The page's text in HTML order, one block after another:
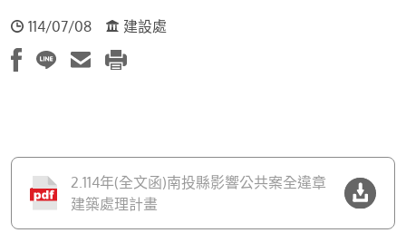
114/07/08 建設處
2.114年(全文函)南投縣影響公共案全違章
建築處理計畫